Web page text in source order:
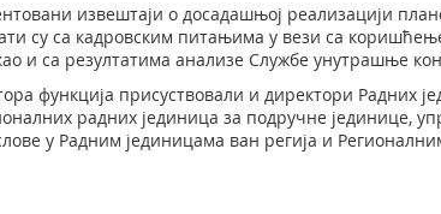
извештаји о досадашњој реализацији
су са кадровским питањима у вези са
и са резултатима анализе Службе унутрашње
функција присуствовали и директори Радних
радних јединица за подручне јединице,
у Радним јединицама ван регија и